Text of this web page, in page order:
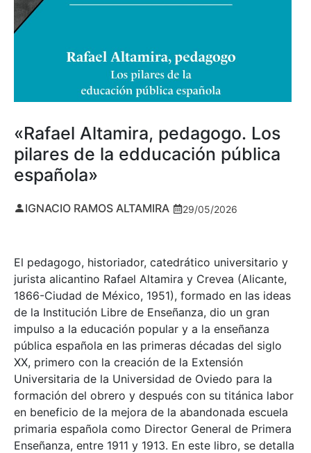
«Rafael Altamira, pedagogo. Los
pilares de la edducación pública
española»
IGNACIO RAMOS ALTAMIRA 29/05/2026
El pedagogo, historiador, catedrático universitario y
jurista alicantino Rafael Altamira y Crevea (Alicante,
1866-Ciudad de México, 1951), formado en las ideas
de la Institución Libre de Enseñanza, dio un gran
impulso a la educación popular y a la enseñanza
pública española en las primeras décadas del siglo
XX, primero con la creación de la Extensión
Universitaria de la Universidad de Oviedo para la
formación del obrero y después con su titánica labor
en beneficio de la mejora de la abandonada escuela
primaria española como Director General de Primera
Enseñanza, entre 1911 y 1913. En este libro, se detalla